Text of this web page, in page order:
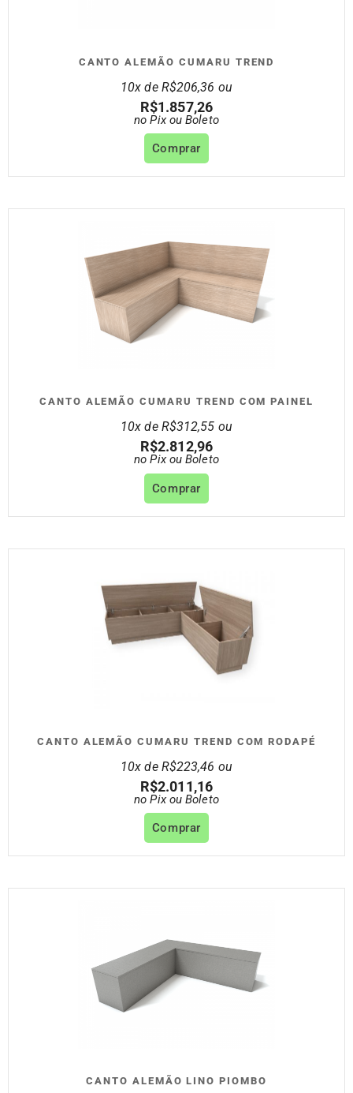
CANTO ALEMÃO CUMARU TREND
10x de R$206,36 ou
R$1.857,26
no Pix ou Boleto
Comprar
CANTO ALEMÃO CUMARU TREND COM PAINEL
10x de R$312,55 ou
R$2.812,96
no Pix ou Boleto
Comprar
CANTO ALEMÃO CUMARU TREND COM RODAPÉ
10x de R$223,46 ou
R$2.011,16
no Pix ou Boleto
Comprar
CANTO ALEMÃO LINO PIOMBO